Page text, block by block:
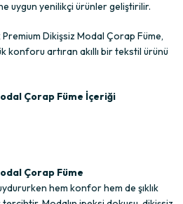
uygun yenilikçi ürünler geliştirilir.
Dikişsiz Modal Çorap Füme,
konforu artıran akıllı bir tekstil ürünü
Çorap Füme İçeriği
Çorap Füme
hem konfor hem de şıklık